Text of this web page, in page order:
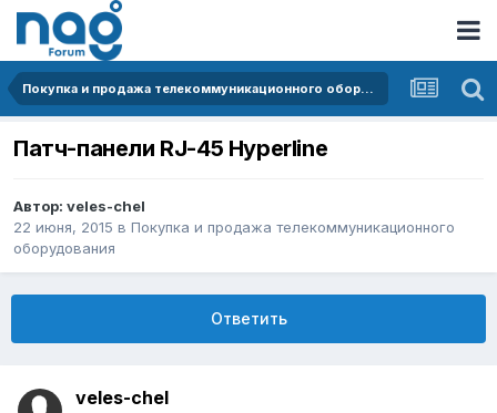
Покупка и продажа телекоммуникационного оборудования
Патч-панели RJ-45 Hyperline
Автор: veles-chel
22 июня, 2015 в Покупка и продажа телекоммуникационного
оборудования
Ответить
veles-chel